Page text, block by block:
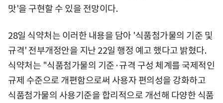
맛'을 구현할 수 있을 전망이다.
28일 식약처는 이러한 내용을 담아 '식품첨가물의 기준 및
규격' 전부개정안을 지난 22일 행정 예고 했다고 밝혔다.
식약처는 "식품첨가물의 기준·규격 구성 체계를 국제적인
규제 수준으로 개편함으로써 사용자 편의성을 강화하고
식품첨가물의 사용기준을 합리적으로 개선해 다양한 식품